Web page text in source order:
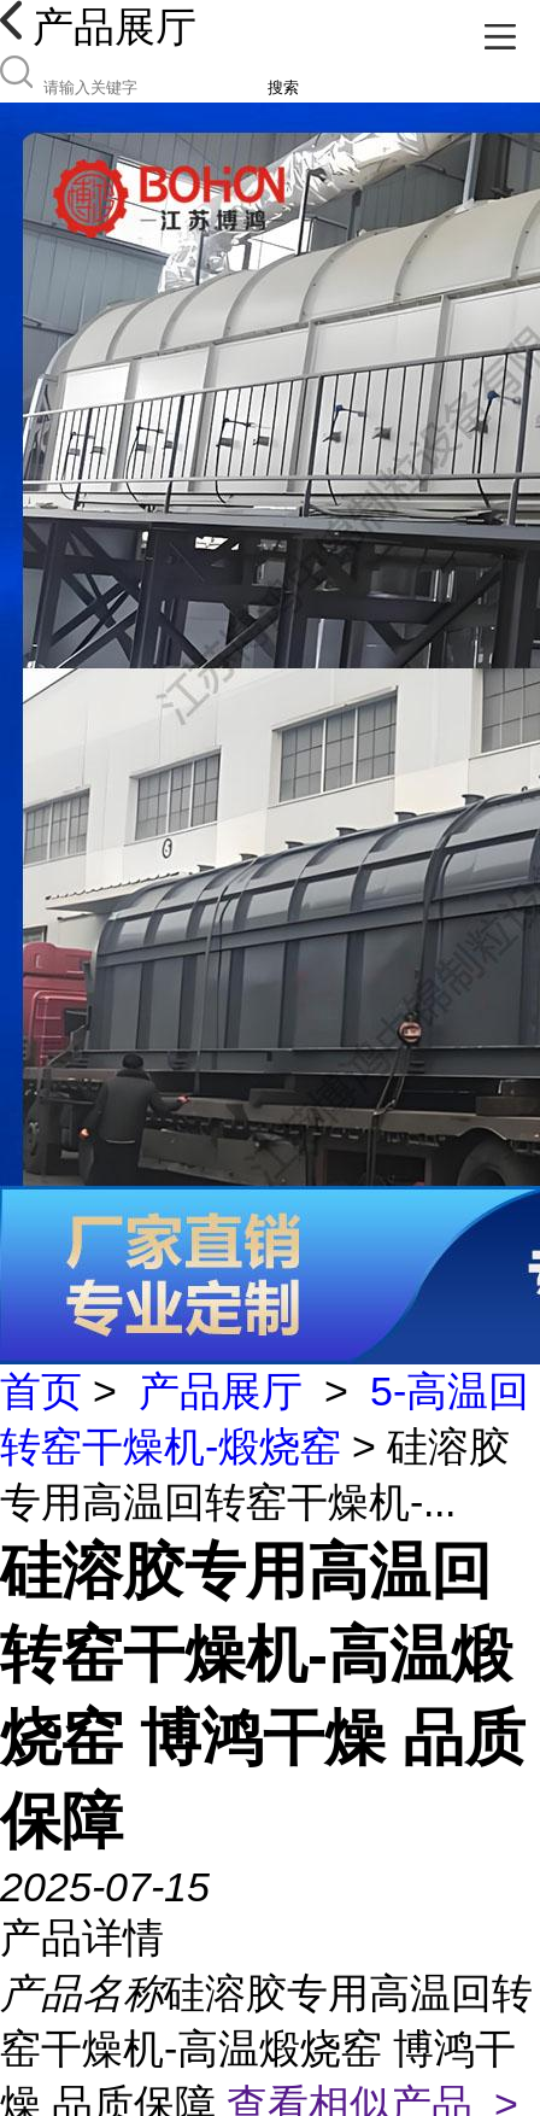
产品展厅
搜索
首页 > 产品展厅 > 5-高温回
转窑干燥机-煅烧窑 > 硅溶胶
专用高温回转窑干燥机-...
硅溶胶专用高温回
转窑干燥机-高温煅
烧窑 博鸿干燥 品质
保障
2025-07-15
产品详情
产品名称硅溶胶专用高温回转
窑干燥机-高温煅烧窑 博鸿干
燥 品质保障 查看相似产品 >